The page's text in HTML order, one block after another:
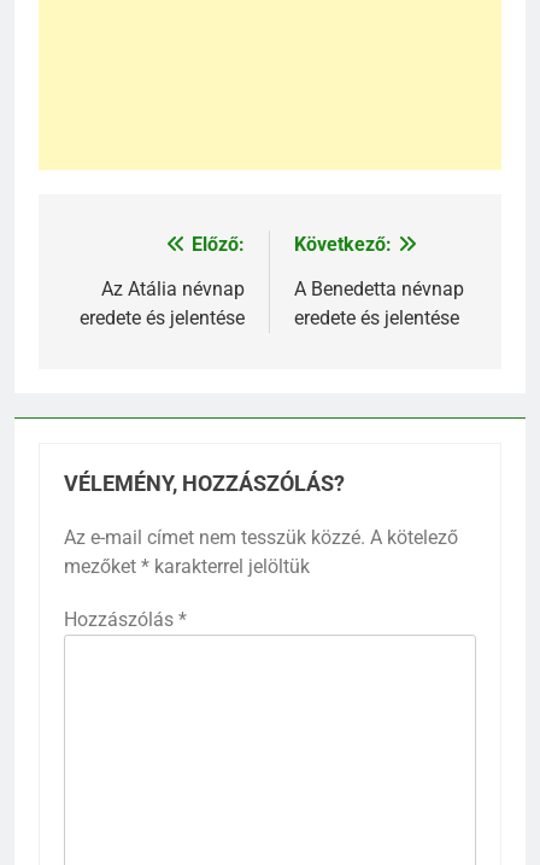
Bejegyzés
navigáció
Előző:
Az Atália névnap
eredete és jelentése
Következő:
A Benedetta névnap
eredete és jelentése
VÉLEMÉNY, HOZZÁSZÓLÁS?
Az e-mail címet nem tesszük közzé. A kötelező
mezőket * karakterrel jelöltük
Hozzászólás *